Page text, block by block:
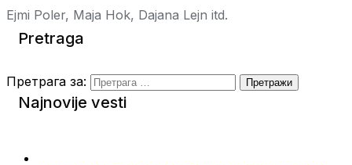
Ejmi Poler, Maja Hok, Dajana Lejn itd.
Pretraga
Претрага за:
Najnovije vesti